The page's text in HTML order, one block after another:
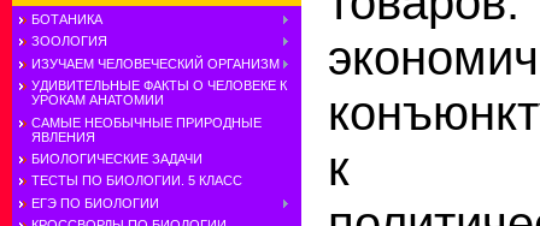
БОТАНИКА
ЗООЛОГИЯ
ИЗУЧАЕМ ЧЕЛОВЕЧЕСКИЙ ОРГАНИЗМ
УДИВИТЕЛЬНЫЕ ФАКТЫ О ЧЕЛОВЕКЕ К
УРОКАМ АНАТОМИИ
САМЫЕ НЕОБЫЧНЫЕ ПРИРОДНЫЕ
ЯВЛЕНИЯ
БИОЛОГИЧЕСКИЕ ЗАДАЧИ
ТЕСТЫ ПО БИОЛОГИИ. 5 КЛАСС
ЕГЭ ПО БИОЛОГИИ
к